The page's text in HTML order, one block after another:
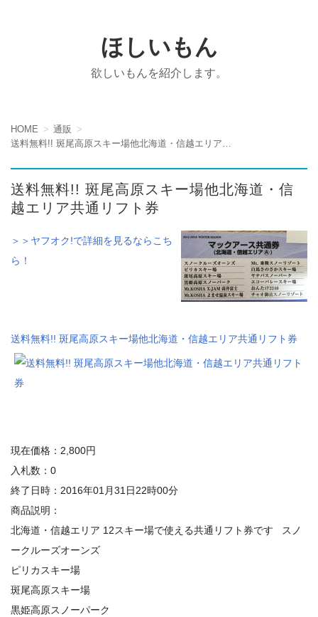
ほしいもん
欲しいもんを紹介します。
HOME
通販
送料無料!! 斑尾高原スキー場他北海道・信
越エリア共通リフト券
＞＞ヤフオク!で詳細を見るならこち
ら！
送料無料!! 斑尾高原スキー場他北海道・信越エリア共通リフト券
現在価格：2,800円
入札数：0
終了日時：2016年01月31日22時00分
商品説明：
北海道・信越エリア 12スキー場で使える共通リフト券です スノ
ークルーズオーンズ
ピリカスキー場
斑尾高原スキー場
黒姫高原スノーパーク